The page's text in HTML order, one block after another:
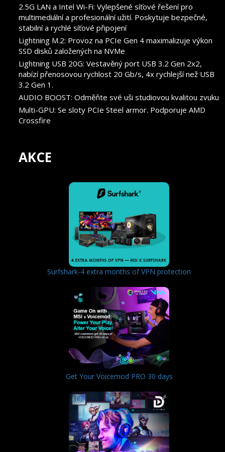
2.5G LAN a Intel Wi-Fi: Vylepšené síťové řešení pro
multimediální a profesionální užití. Poskytuje bezpečné,
stabilní a rychlé síťové připojení
Lightning M.2: Provoz na PCIe Gen 4 maximalizuje výkon
SSD disků založených na NVMe
Lightning USB 20G: Vestavěný port USB 3.2 Gen 2x2,
nabízí přenosovou rychlost 20 Gb/s, 4x rychlejší než USB
3.2 Gen 1.
AUDIO BOOST: Odměňte své uši studiovou kvalitou zvuku
Multi-GPU: Se sloty PCIe Steel armor. Podporuje AMD
Crossfire
AKCE
Surfshark-4 extra months of VPN protection
Get Your Voicemod PRO 30 days